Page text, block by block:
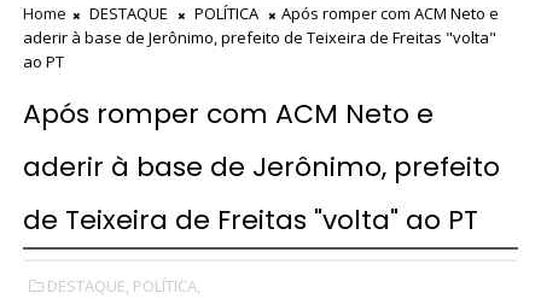
Home DESTAQUE POLÍTICA
Após romper com ACM Neto e
aderir à base de Jerônimo, prefeito de Teixeira de Freitas "volta"
ao PT
Após romper com ACM Neto e
aderir à base de Jerônimo, prefeito
de Teixeira de Freitas "volta" ao PT
DESTAQUE, POLÍTICA,